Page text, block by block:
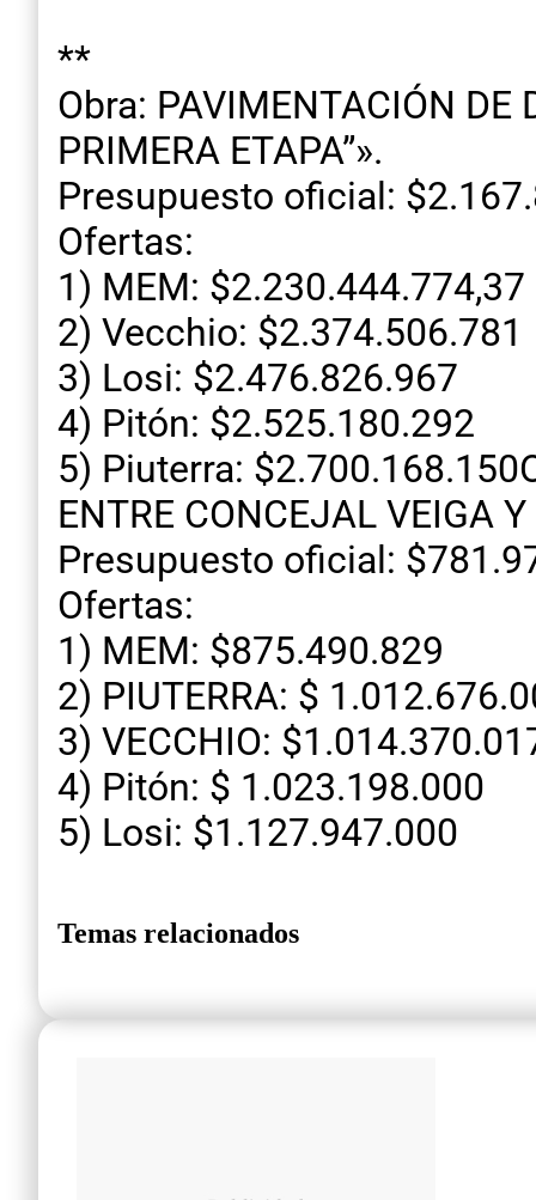
**
Obra: PAVIMENTACIÓN DE
PRIMERA ETAPA”».
Presupuesto oficial:
Ofertas:
1) MEM: $2.230.444.774,37
2) Vecchio: $2.374.506.781
3) Losi: $2.476.826.967
4) Pitón: $2.525.180.292
5) Piuterra:
ENTRE CONCEJAL VEIGA
Presupuesto oficial:
Ofertas:
1) MEM: $875.490.829
2) PIUTERRA: $
3) VECCHIO:
4) Pitón: $ 1.023.198.000
5) Losi: $1.127.947.000
Temas relacionados